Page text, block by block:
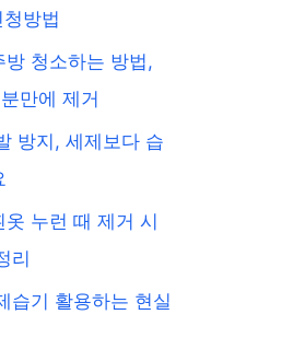
방법
방 청소하는 방법,
만에 제거
방지, 세제보다 습
누런 때 제거 시
리
습기 활용하는 현실